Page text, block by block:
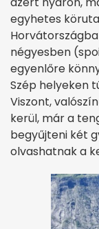
egyhetes
négyesben
egyenlőre
Szép helyeken
Viszont,
kerül, már a
begyűjteni két
olvashatnak a